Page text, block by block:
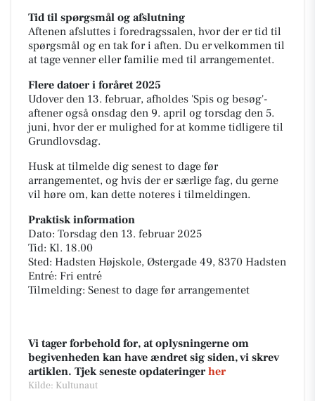
Tid til spørgsmål og afslutning
Aftenen afsluttes i foredragssalen, hvor der er tid til
spørgsmål og en tak for i aften. Du er velkommen til
at tage venner eller familie med til arrangementet.
Flere datoer i foråret 2025
Udover den 13. februar, afholdes 'Spis og besøg'-
aftener også onsdag den 9. april og torsdag den 5.
juni, hvor der er mulighed for at komme tidligere til
Grundlovsdag.
Husk at tilmelde dig senest to dage før
arrangementet, og hvis der er særlige fag, du gerne
vil høre om, kan dette noteres i tilmeldingen.
Praktisk information
Dato: Torsdag den 13. februar 2025
Tid: Kl. 18.00
Sted: Hadsten Højskole, Østergade 49, 8370 Hadsten
Entré: Fri entré
Tilmelding: Senest to dage før arrangementet
Vi tager forbehold for, at oplysningerne om
begivenheden kan have ændret sig siden, vi skrev
artiklen. Tjek seneste opdateringer her
Kilde: Kultunaut